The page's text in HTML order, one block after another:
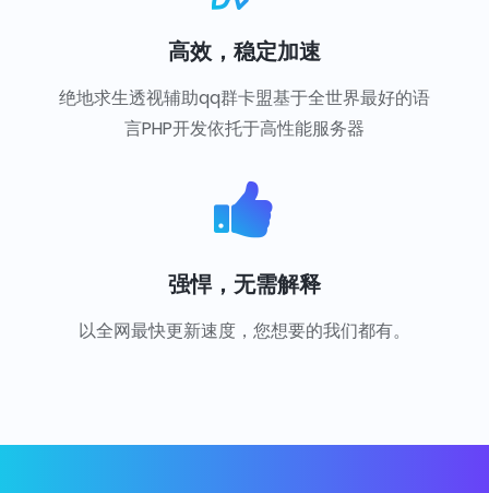
高效，稳定加速
绝地求生透视辅助qq群卡盟基于全世界最好的语
言PHP开发依托于高性能服务器
强悍，无需解释
以全网最快更新速度，您想要的我们都有。